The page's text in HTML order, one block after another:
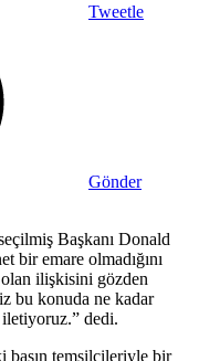
Tweetle
Gönder
Başkanı Donald
bir emare olmadığını
ilişkisini gözden
bu konuda ne kadar
dedi.
basın temsilcileriyle bir